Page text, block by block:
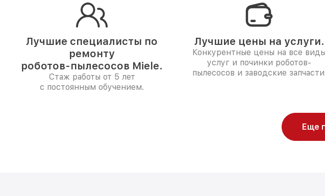
Лучшие специалисты по
ремонту
роботов-пылесосов Miele.
Стаж работы от 5 лет
с постоянным обучением.
Лучшие цены на услуги.
Конкурентные цены на все виды
услуг и починки роботов-
пылесосов и заводские
Еще